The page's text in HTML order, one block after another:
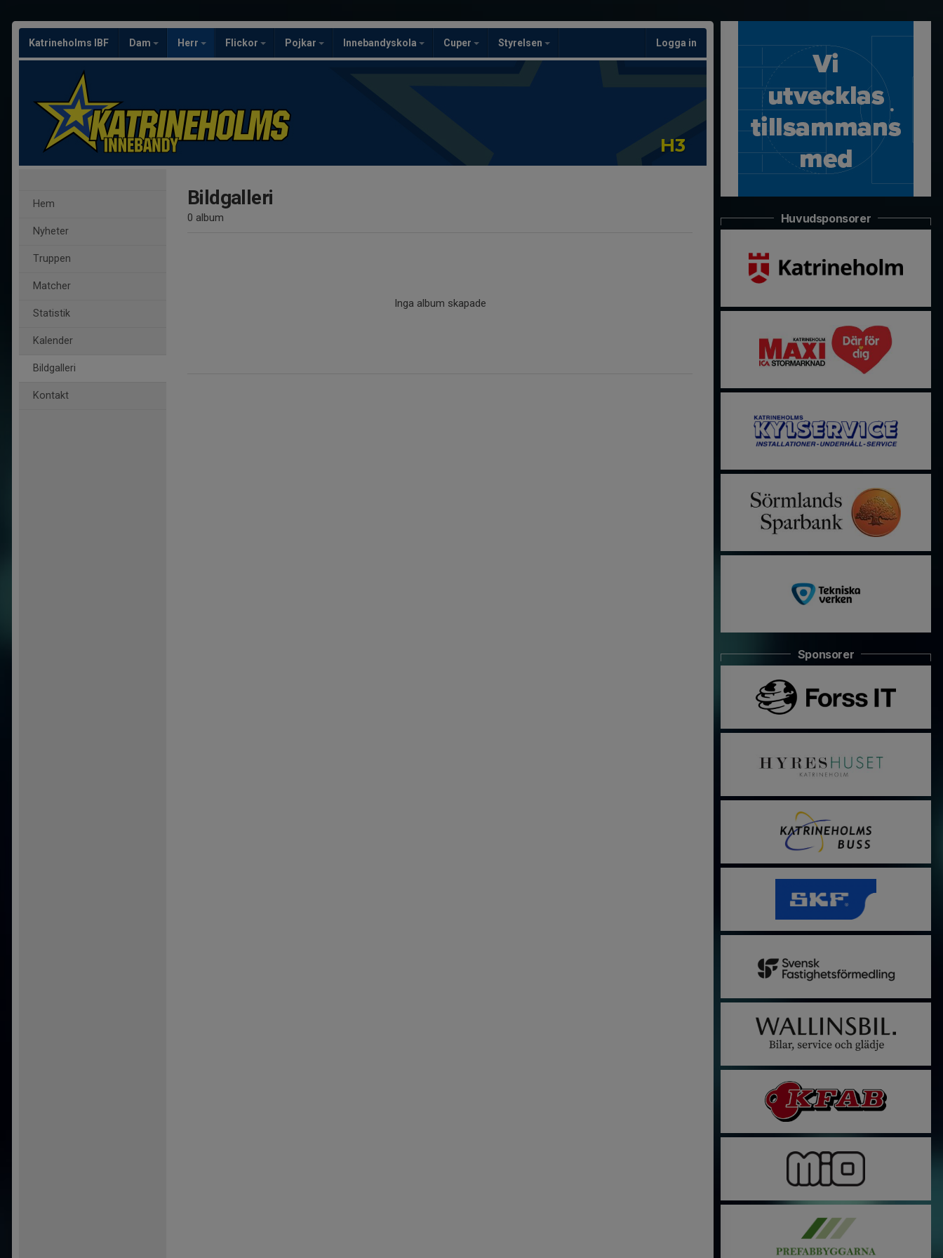
Katrineholms IBF Dam Herr Flickor Pojkar Innebandyskola Cuper Styrelsen Logga in
H3
Hem
Nyheter
Truppen
Matcher
Statistik
Kalender
Bildgalleri
Kontakt
Bildgalleri
0 album
Inga album skapade
Huvudsponsorer
Sponsorer